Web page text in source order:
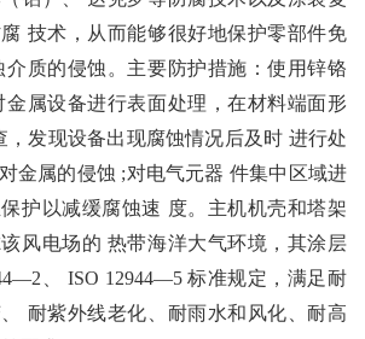
技术，从而能够很好地保护零部件免
介质的侵蚀。主要防护措施：使用锌铬
金属设备进行表面处理，在材料端面形
，发现设备出现腐蚀情况后及时 进行处
金属的侵蚀 ;对电气元器 件集中区域进
护以减缓腐蚀速 度。主机机壳和塔架
风电场的 热带海洋大气环境，其涂层
、 ISO 12944—5 标准规定，满足耐
耐紫外线老化、耐雨水和风化、耐高